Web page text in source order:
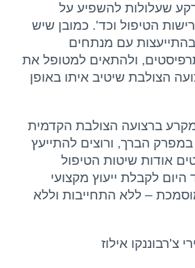
שעלולות להשפיע על
הטיפול וכד'. כמובן שיש
עם מנתחים
ולהתאים למטופל את
הצולבת שיטיב איתו באופן
ברצועה הצולבת הקדמית
במפרק הברך, ורוצים להתייעץ
אודות שיטות הטיפול
היום לקבלת ייעוץ מקצועי
– ללא התחייבות וללא